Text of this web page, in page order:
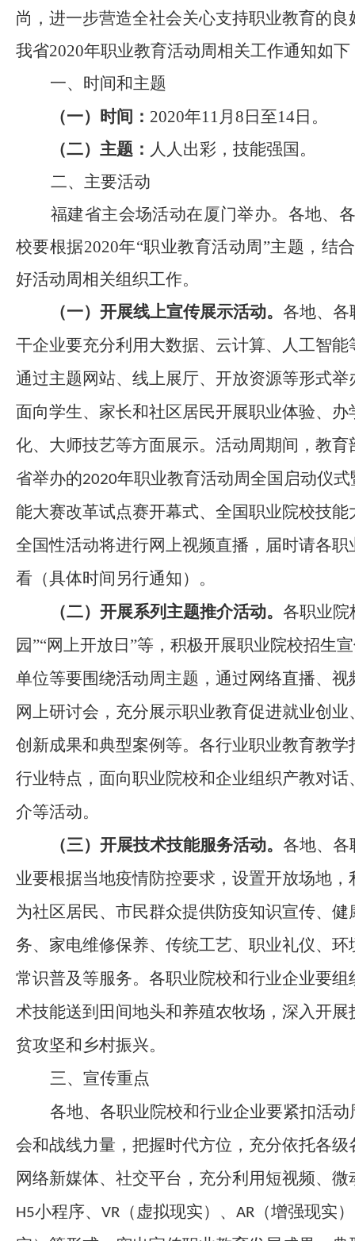
尚，进一步营造全社会关心支持职业教育的良
我省2020年职业教育活动周相关工作通知如下
一、时间和主题
（一）时间： 2020年11月8日至14日。
（二）主题： 人人出彩，技能强国。
二、主要活动
福建省主会场活动在厦门举办。各地、
校要根据2020年“职业教育活动周”主题，结
好活动周相关组织工作。
（一） 开展线上宣传展示活动。 各地、各
干企业要充分利用大数据、云计算、人工智
通过主题网站、线上展厅、开放资源等形式举
面向学生、家长和社区居民开展职业体验、办
化、大师技艺等方面展示。 活动周期间，教育
省举办的2020年职业教育活动周全国启动仪
能大赛改革试点赛开幕式、全国职业院校技能
全国性活动将进行网上视频直播 ，届时请各
看（具体时间另行通知） 。
（二）开展系列主题推介活动。 各职业院
园”“网上开放日 ”等，积极开展职业院校招生
单位等要围绕活动周主题，通过网络直播、视
网上研讨会，充分展示职业教育促进就业创业
创新成果和典型案例等。各行业职业教育教学
行业特点，面向职业院校和企业组织产教对话
介等活动。
（三）开展技术技能服务活动。 各地、各
业要根据当地疫情防控要求，设置开放场地
为社区居民、市民群众提供防疫知识宣传、健
务、家电维修保养、传统工艺、职业礼仪、环
常识普及等服务。 各职业院校和行业企业要组
术技能送到田间地头和养殖农牧场，深入开展
贫攻坚和乡村振兴。
三、宣传重点
各地、各职业院校和行业企业要紧扣活
会和战线力量，把握时代方位，充分依托各级
网络新媒体、社交平台，充分利用短视频、
H5小程序、 VR （虚拟现实） 、 AR （增强现实）